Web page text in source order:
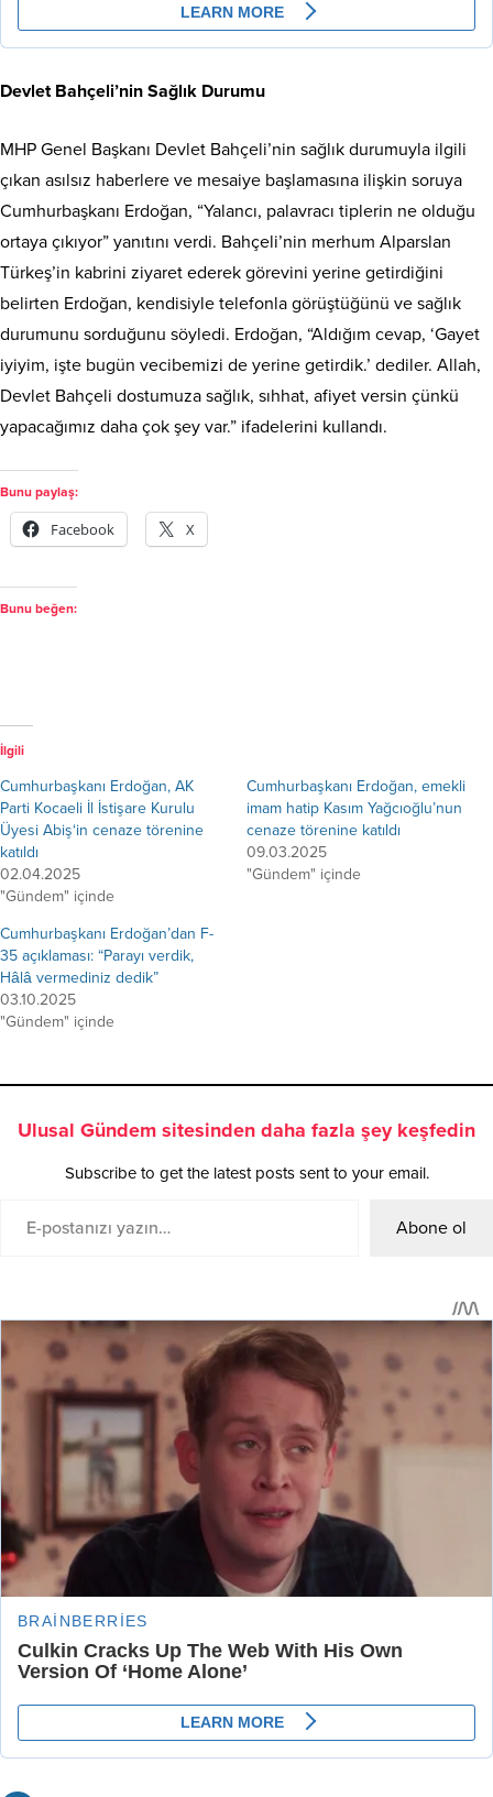
Devlet Bahçeli’nin Sağlık Durumu
MHP Genel Başkanı Devlet Bahçeli’nin sağlık durumuyla ilgili
çıkan asılsız haberlere ve mesaiye başlamasına ilişkin soruya
Cumhurbaşkanı Erdoğan, “Yalancı, palavracı tiplerin ne olduğu
ortaya çıkıyor” yanıtını verdi. Bahçeli’nin merhum Alparslan
Türkeş’in kabrini ziyaret ederek görevini yerine getirdiğini
belirten Erdoğan, kendisiyle telefonla görüştüğünü ve sağlık
durumunu sorduğunu söyledi. Erdoğan, “Aldığım cevap, ‘Gayet
iyiyim, işte bugün vecibemizi de yerine getirdik.’ dediler. Allah,
Devlet Bahçeli dostumuza sağlık, sıhhat, afiyet versin çünkü
yapacağımız daha çok şey var.” ifadelerini kullandı.
Bunu paylaş:
Facebook X
Bunu beğen:
İlgili
Cumhurbaşkanı Erdoğan, AK
Parti Kocaeli İl İstişare Kurulu
Üyesi Abiş‘in cenaze törenine
katıldı
02.04.2025
"Gündem" içinde
Cumhurbaşkanı Erdoğan, emekli
imam hatip Kasım Yağcıoğlu’nun
cenaze törenine katıldı
09.03.2025
"Gündem" içinde
Cumhurbaşkanı Erdoğan’dan F-
35 açıklaması: “Parayı verdik,
Hâlâ vermediniz dedik”
03.10.2025
"Gündem" içinde
Ulusal Gündem sitesinden daha fazla şey keşfedin
Subscribe to get the latest posts sent to your email.
Abone ol